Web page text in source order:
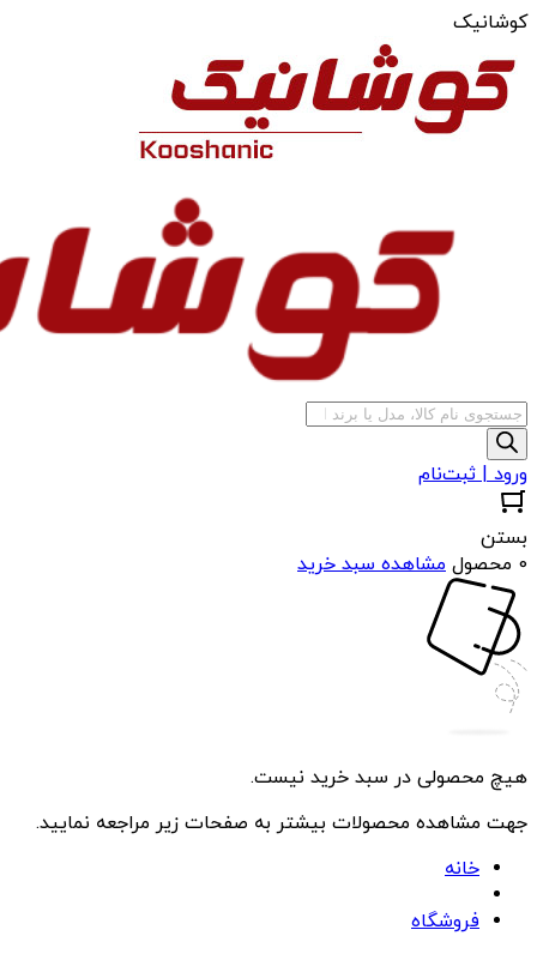
کوشانیک
جستجوی
محصولات
ورود | ثبت‌نام
بستن
0 محصول
مشاهده سبد خرید
هیچ محصولی در سبد خرید نیست.
جهت مشاهده محصولات بیشتر به صفحات زیر مراجعه نمایید.
خانه
فروشگاه